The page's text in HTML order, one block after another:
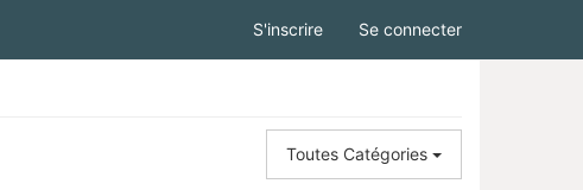
S'inscrire Se connecter
Toutes Catégories